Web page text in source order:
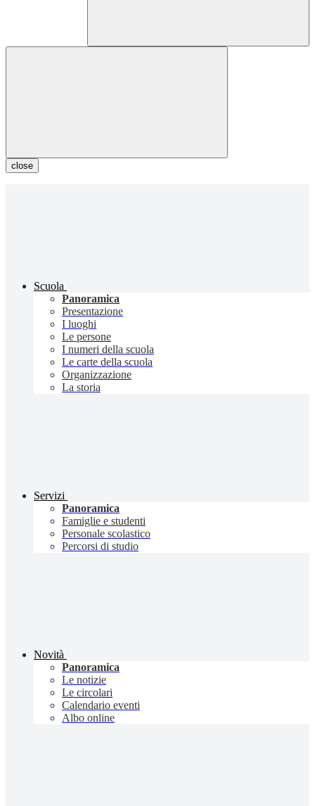
close
Scuola
Panoramica
Presentazione
I luoghi
Le persone
I numeri della scuola
Le carte della scuola
Organizzazione
La storia
Servizi
Panoramica
Famiglie e studenti
Personale scolastico
Percorsi di studio
Novità
Panoramica
Le notizie
Le circolari
Calendario eventi
Albo online